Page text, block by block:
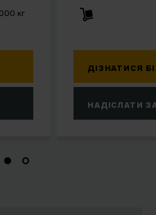
ДІЗНАТИСЯ БІЛЬШЕ
НАДІСЛАТИ ЗАПИТ